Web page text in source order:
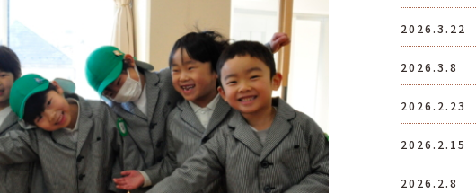
2026.3.22
2026.3.8
2026.2.23
2026.2.15
2026.2.8